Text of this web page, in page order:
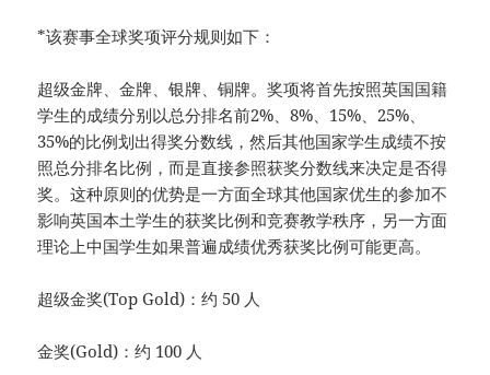
*该赛事全球奖项评分规则如下：
超级金牌、金牌、银牌、铜牌。奖项将首先按照英国国籍
学生的成绩分别以总分排名前2%、8%、15%、25%、
35%的比例划出得奖分数线，然后其他国家学生成绩不按
照总分排名比例，而是直接参照获奖分数线来决定是否得
奖。这种原则的优势是一方面全球其他国家优生的参加不
影响英国本土学生的获奖比例和竞赛教学秩序，另一方面
理论上中国学生如果普遍成绩优秀获奖比例可能更高。
超级金奖(Top Gold)：约 50 人
金奖(Gold)：约 100 人